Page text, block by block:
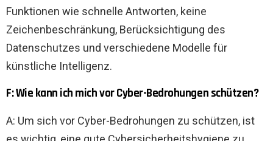
Funktionen wie schnelle Antworten, keine
Zeichenbeschränkung, Berücksichtigung des
Datenschutzes und verschiedene Modelle für
künstliche Intelligenz.
F: Wie kann ich mich vor Cyber-Bedrohungen schützen?
A: Um sich vor Cyber-Bedrohungen zu schützen, ist